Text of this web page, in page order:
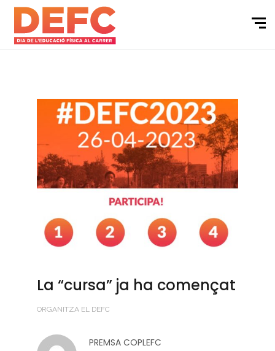
La “cursa” ja ha començat
ORGANITZA EL DEFC
PREMSA COPLEFC